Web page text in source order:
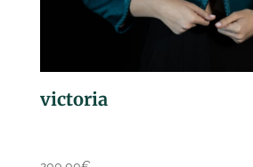
victoria